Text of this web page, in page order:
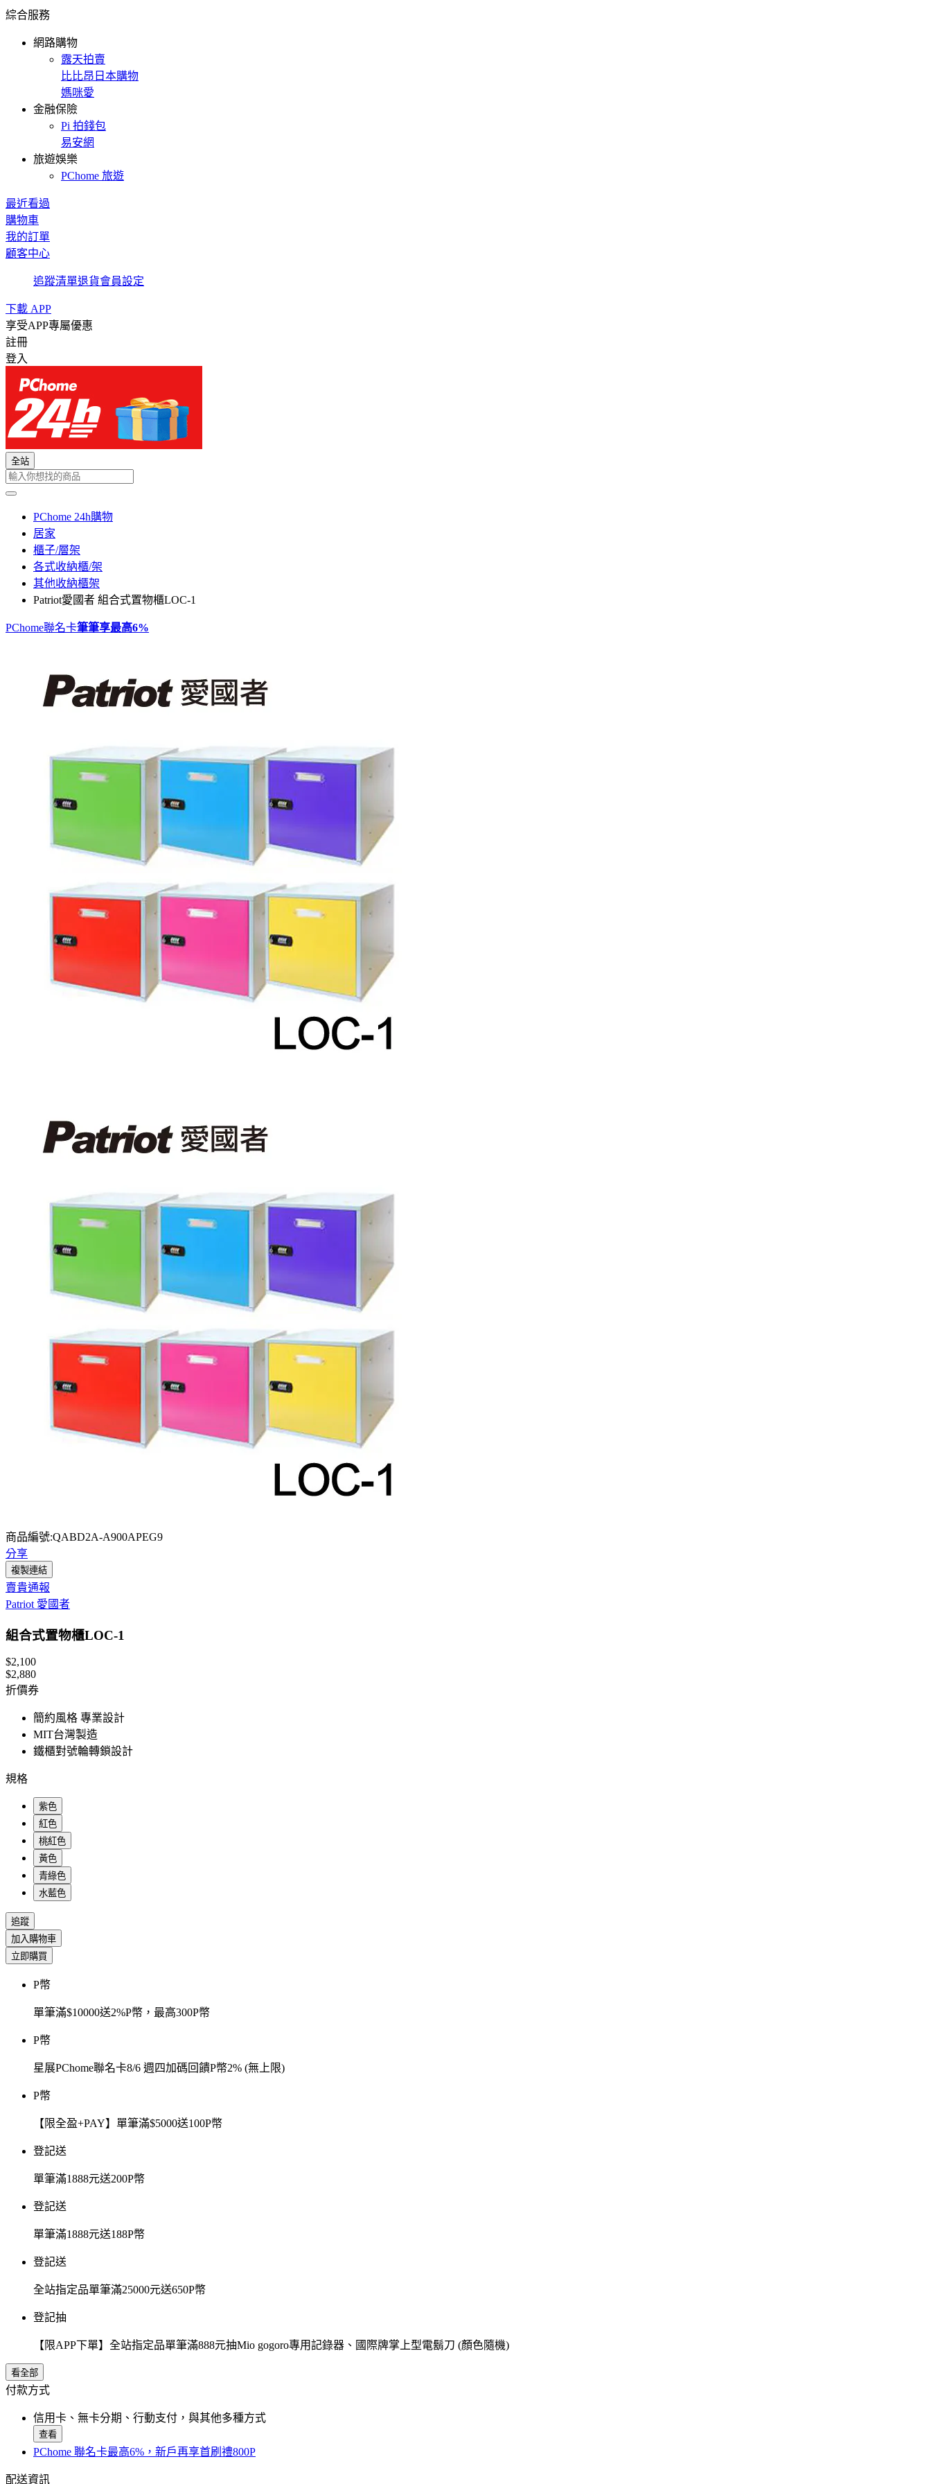
綜合服務
網路購物
露天拍賣
比比昂日本購物
媽咪愛
金融保險
Pi 拍錢包
易安網
旅遊娛樂
PChome 旅遊
最近看過
購物車
我的訂單
顧客中心
追蹤清單退貨會員設定
下載 APP
享受APP專屬優惠
註冊
登入
全站
PChome 24h購物
居家
櫃子/層架
各式收納櫃/架
其他收納櫃架
Patriot愛國者 組合式置物櫃LOC-1
PChome聯名卡筆筆享最高6%
商品編號:QABD2A-A900APEG9
分享
複製連結
賣貴通報
Patriot 愛國者
組合式置物櫃LOC-1
$2,100
$2,880
折價券
簡約風格 專業設計
MIT台灣製造
鐵櫃對號輪轉鎖設計
規格
紫色
紅色
桃紅色
黃色
青綠色
水藍色
追蹤
加入購物車
立即購買
P幣
單筆滿$10000送2%P幣，最高300P幣
P幣
星展PChome聯名卡8/6 週四加碼回饋P幣2% (無上限)
P幣
【限全盈+PAY】單筆滿$5000送100P幣
登記送
單筆滿1888元送200P幣
登記送
單筆滿1888元送188P幣
登記送
全站指定品單筆滿25000元送650P幣
登記抽
【限APP下單】全站指定品單筆滿888元抽Mio gogoro專用記錄器、國際牌掌上型電鬍刀 (顏色隨機)
看全部
付款方式
信用卡、無卡分期、行動支付，與其他多種方式
查看
PChome 聯名卡最高6%，新戶再享首刷禮800P
配送資訊